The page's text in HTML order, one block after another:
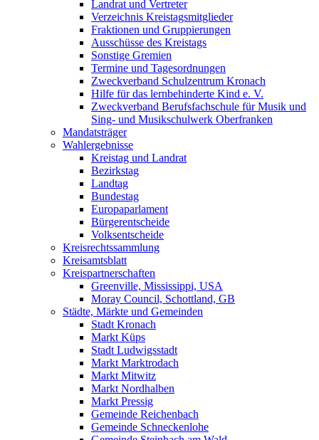
Landrat und Vertreter
Verzeichnis Kreistagsmitglieder
Fraktionen und Gruppierungen
Ausschüsse des Kreistags
Sonstige Gremien
Termine und Tagesordnungen
Zweckverband Schulzentrum Kronach
Hilfe für das lernbehinderte Kind e. V.
Zweckverband Berufsfachschule für Musik und
Sing- und Musikschulwerk Oberfranken
Mandatsträger
Wahlergebnisse
Kreistag und Landrat
Bezirkstag
Landtag
Bundestag
Europaparlament
Bürgerentscheide
Volksentscheide
Kreisrechtssammlung
Kreisamtsblatt
Kreispartnerschaften
Greenville, Mississippi, USA
Moray Council, Schottland, GB
Städte, Märkte und Gemeinden
Stadt Kronach
Markt Küps
Stadt Ludwigsstadt
Markt Marktrodach
Markt Mitwitz
Markt Nordhalben
Markt Pressig
Gemeinde Reichenbach
Gemeinde Schneckenlohe